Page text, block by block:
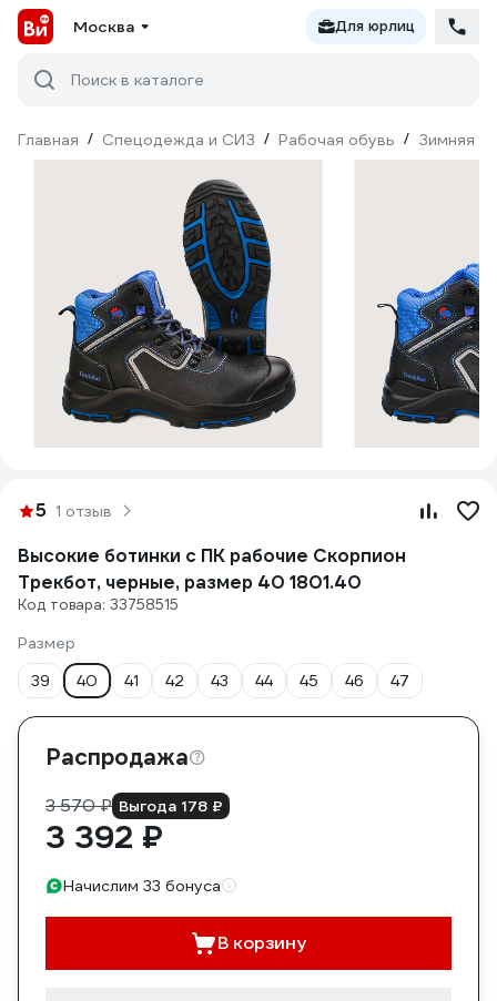
Москва Для юрлиц
Поиск в каталоге
Главная / Спецодежда и СИЗ / Рабочая обувь / Зимняя
5 1 отзыв
Высокие ботинки с ПК рабочие Скорпион
Трекбот, черные, размер 40 1801.40
Код товара: 33758515
Размер
39
40 41 42 43 44 45 46 47
Распродажа
3 570 ₽ Выгода 178 ₽
3 392 ₽
Начислим 33 бонуса
В корзину